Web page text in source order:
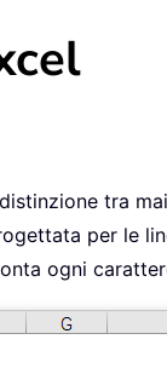
tra
per le
ogni